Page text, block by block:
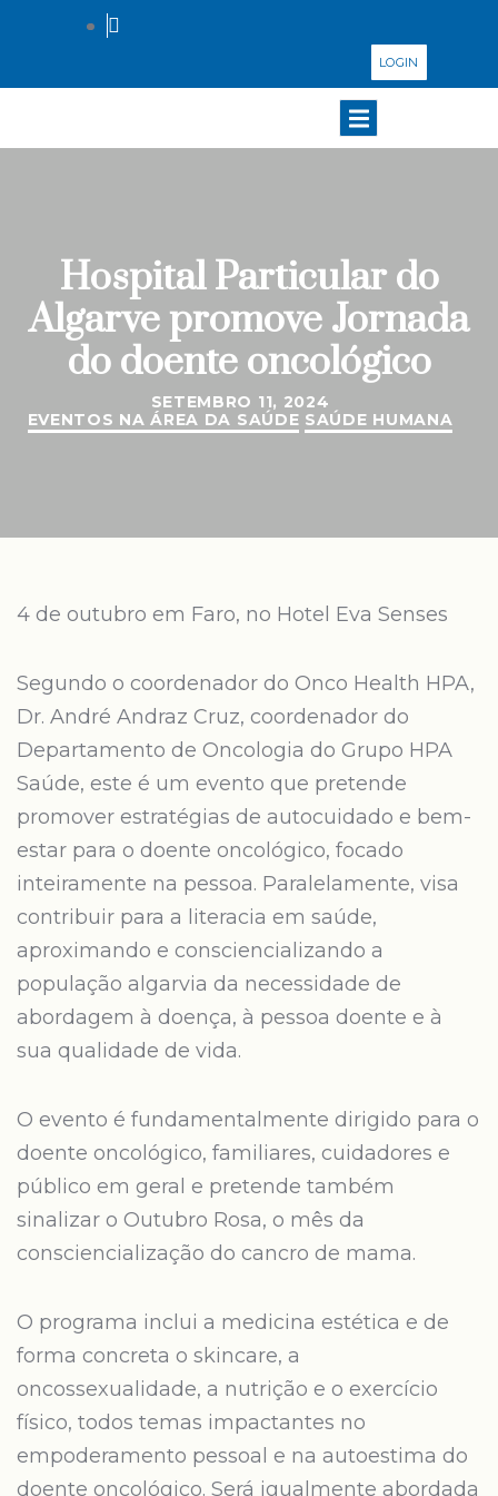
LOGIN
Hospital Particular do
Algarve promove Jornada
do doente oncológico
SETEMBRO 11, 2024
EVENTOS NA ÁREA DA SAÚDE SAÚDE HUMANA
4 de outubro em Faro, no Hotel Eva Senses
Segundo o coordenador do Onco Health HPA,
Dr. André Andraz Cruz, coordenador do
Departamento de Oncologia do Grupo HPA
Saúde, este é um evento que pretende
promover estratégias de autocuidado e bem-
estar para o doente oncológico, focado
inteiramente na pessoa. Paralelamente, visa
contribuir para a literacia em saúde,
aproximando e consciencializando a
população algarvia da necessidade de
abordagem à doença, à pessoa doente e à
sua qualidade de vida.
O evento é fundamentalmente dirigido para o
doente oncológico, familiares, cuidadores e
público em geral e pretende também
sinalizar o Outubro Rosa, o mês da
consciencialização do cancro de mama.
O programa inclui a medicina estética e de
forma concreta o skincare, a
oncossexualidade, a nutrição e o exercício
físico, todos temas impactantes no
empoderamento pessoal e na autoestima do
doente oncológico. Será igualmente abordada